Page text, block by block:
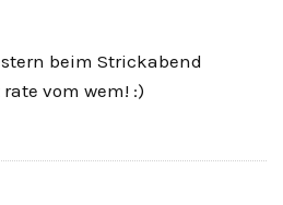
beim Strickabend
vom wem! :)